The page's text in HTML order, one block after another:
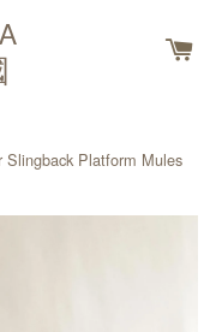
Slingback Platform Mules